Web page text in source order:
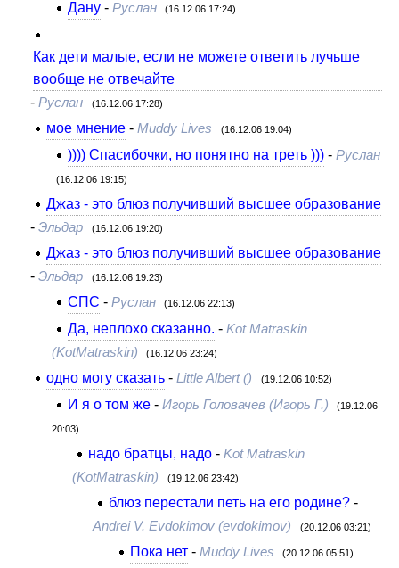
Дану- Руслан (16.12.06 17:24)
Как дети малые, если не можете ответить лучьше
вообще не отвечайте
-Руслан (16.12.06 17:28)
мое мнение -Muddy Lives (16.12.06 19:04)
)))) Спасибочки, но понятно на треть )))- Руслан
(16.12.06 19:15)
Джаз - это блюз получивший высшее образование
-Эльдар (16.12.06 19:20)
Джаз - это блюз получивший высшее образование
-Эльдар (16.12.06 19:23)
СПС - Руслан (16.12.06 22:13)
Да, неплохо сказанно. - Kot Matraskin
(KotMatraskin)
(16.12.06 23:24)
одно могу сказать -Little Albert () (19.12.06 10:52)
И я о том же- Игорь Головачев (Игорь Г.) (19.12.06
20:03)
надо братцы, надо- Kot Matraskin
(KotMatraskin)
(19.12.06 23:42)
блюз перестали петь на его родине? -
Andrei V. Evdokimov (evdokimov) (20.12.06 03:21)
Пока нет- Muddy Lives (20.12.06 05:51)